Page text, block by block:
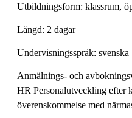
Utbildningsform: klassrum,
Längd: 2 dagar
Undervisningsspråk: svenska
Anmälnings- och
HR Personalutveckling efter
överenskommelse med